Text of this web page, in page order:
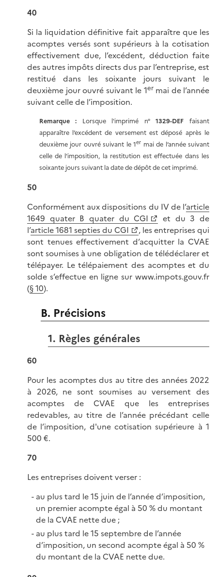
40
Si la liquidation définitive fait apparaître que les
acomptes versés sont supérieurs à la cotisation
effectivement due, l’excédent, déduction faite
des autres impôts directs dus par l’entreprise, est
restitué dans les soixante jours suivant le
deuxième jour ouvré suivant le 1ermai de l’année
suivant celle de l’imposition.
Remarque : Lorsque l'imprimé n°1329-DEF faisant
apparaître l’excédent de versement est déposé après le
deuxième jour ouvré suivant le 1er mai de l’année suivant
celle de l’imposition, la restitution est effectuée dans les
soixante jours suivant la date de dépôt de cet imprimé.
50
Conformément aux dispositions du IV de l’article
1649 quater B quater du CGI
et du 3 de
l’article 1681 septies du CGI
, les entreprises qui
sont tenues effectivement d’acquitter la CVAE
sont soumises à une obligation de télédéclarer et
télépayer. Le télépaiement des acomptes et du
solde s’effectue en ligne sur www.impots.gouv.fr
(§ 10).
B. Précisions
1. Règles générales
60
Pour les acomptes dus au titre des années 2022
à 2026, ne sont soumises au versement des
acomptes de CVAE que les entreprises
redevables, au titre de l’année précédant celle
de l’imposition, d'une cotisation supérieure à 1
500 €.
70
Les entreprises doivent verser :
au plus tard le 15 juin de l’année d’imposition,
un premier acompte égal à 50 % du montant
de la CVAE nette due ;
au plus tard le 15 septembre de l’année
d’imposition, un second acompte égal à 50 %
du montant de la CVAE nette due.